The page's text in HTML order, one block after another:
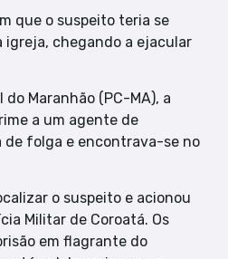
que o suspeito teria se
chegando a ejacular
Maranhão (PC-MA), a
a um agente de
de folga e encontrava-se no
o suspeito e acionou
Militar de Coroatá. Os
em flagrante do